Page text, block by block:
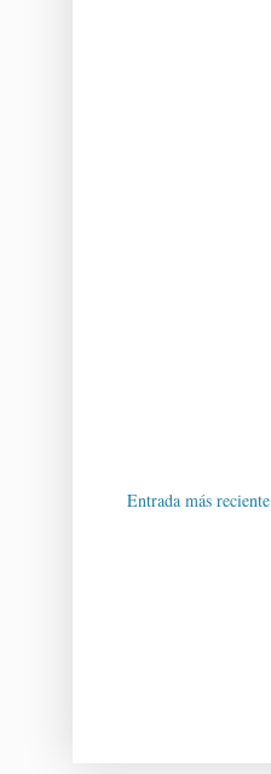
Entrada más reciente